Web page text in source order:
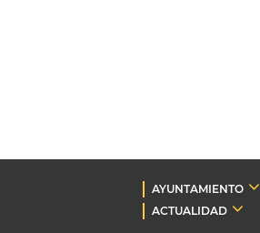
AYUNTAMIENTO
ACTUALIDAD